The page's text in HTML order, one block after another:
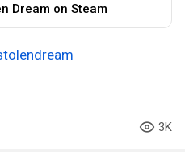
Dream on Steam
3K